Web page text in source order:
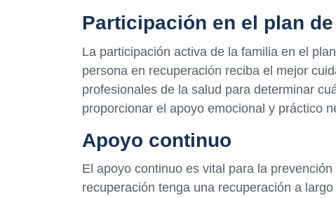
Participación en el plan
La participación activa de la familia en el
persona en recuperación reciba el mejor
profesionales de la salud para determinar
proporcionar el apoyo emocional y práctico
Apoyo continuo
El apoyo continuo es vital para la
recuperación tenga una recuperación a